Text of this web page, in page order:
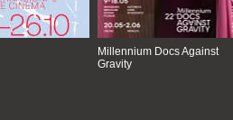
Millennium Docs Against
Gravity